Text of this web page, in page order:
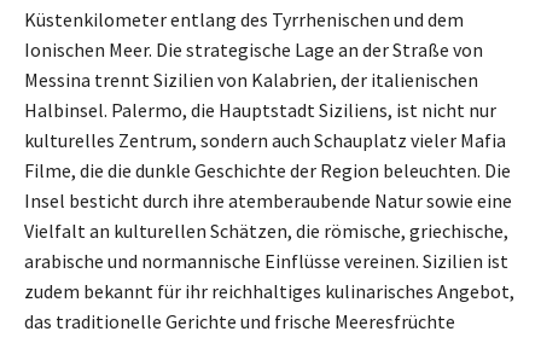
Küstenkilometer entlang des Tyrrhenischen und dem
Ionischen Meer. Die strategische Lage an der Straße von
Messina trennt Sizilien von Kalabrien, der italienischen
Halbinsel. Palermo, die Hauptstadt Siziliens, ist nicht nur
kulturelles Zentrum, sondern auch Schauplatz vieler Mafia
Filme, die die dunkle Geschichte der Region beleuchten. Die
Insel besticht durch ihre atemberaubende Natur sowie eine
Vielfalt an kulturellen Schätzen, die römische, griechische,
arabische und normannische Einflüsse vereinen. Sizilien ist
zudem bekannt für ihr reichhaltiges kulinarisches Angebot,
das traditionelle Gerichte und frische Meeresfrüchte